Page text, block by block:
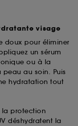
visage
doux pour éliminer
un sérum
ou à la
au soin. Puis
hydratation tout
la protection
déshydratent la